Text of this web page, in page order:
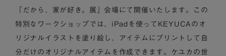
「だから、家が好き。展」会場にて開催いたします。この
特別なワークショップでは、iPadを使ってKEYUCAのオ
リジナルイラストを塗り絵し、アイテムにプリントして自
分だけのオリジナルアイテムを作成できます。ケユカの世